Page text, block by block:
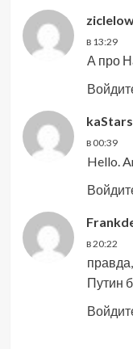
в 13:29
А про
kaStars
в 00:39
Hello.
в 20:22
Путин